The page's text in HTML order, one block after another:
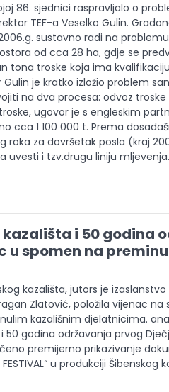
86. sjednici raspravljalo o
TEF-a Veselko Gulin.
sustavno radi na
od cca 28 ha, gdje se
tona troske koja ima
je kratko izložio problem
na dva procesa: odvoz
ugovor je s engleskim
cca 1 100 000 t. Prema
roka za dovršetak posla (kraj
uvesti i tzv.drugu liniju mljevenja.
kazališta i 50 godina
u spomen na
kazališta, jutors je
Zlatović, položila vijenac na
kazališnim djelatnicima.
50 godina održavanja prvog
premijerno prikazivanje
FESTIVAL“ u produkciji